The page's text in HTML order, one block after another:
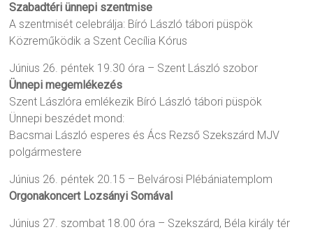
Szabadtéri ünnepi szentmise
A szentmisét celebrálja: Bíró László tábori püspök
Közreműködik a Szent Cecília Kórus
Június 26. péntek 19.30 óra – Szent László szobor
Ünnepi megemlékezés
Szent Lászlóra emlékezik Bíró László tábori püspök
Ünnepi beszédet mond:
Bacsmai László esperes és Ács Rezső Szekszárd MJV
polgármestere
Június 26. péntek 20.15 – Belvárosi Plébániatemplom
Orgonakoncert Lozsányi Somával
Június 27. szombat 18.00 óra – Szekszárd, Béla király tér